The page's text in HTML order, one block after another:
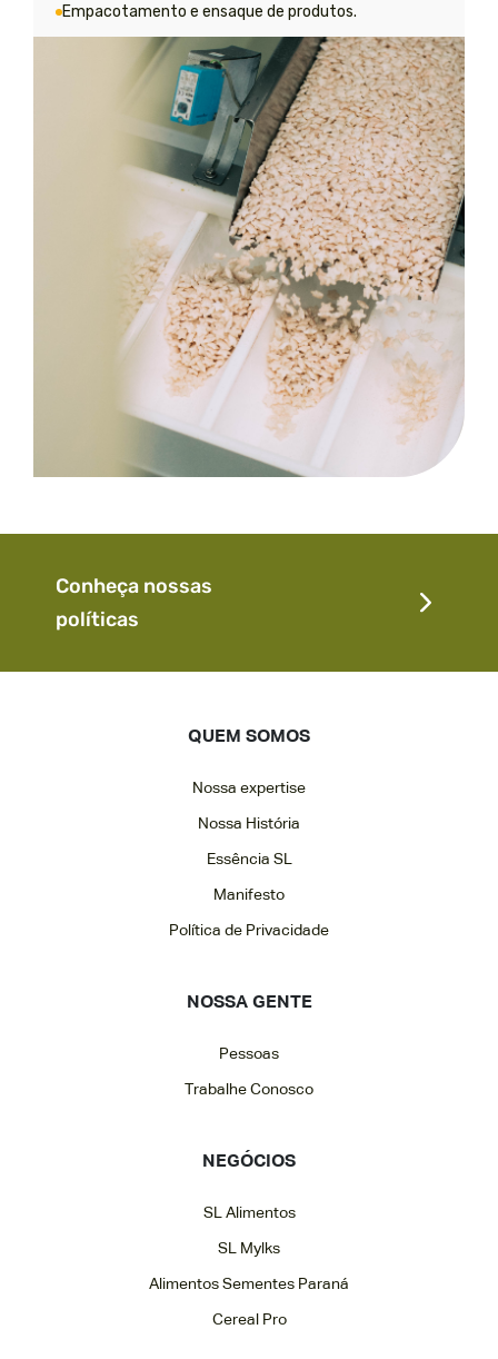
Empacotamento e ensaque de produtos.
Conheça nossas
políticas
QUEM SOMOS
Nossa expertise
Nossa História
Essência SL
Manifesto
Política de Privacidade
NOSSA GENTE
Pessoas
Trabalhe Conosco
NEGÓCIOS
SL Alimentos
SL Mylks
Alimentos Sementes Paraná
Cereal Pro